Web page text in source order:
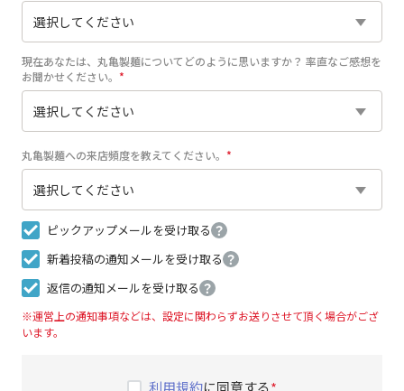
現在あなたは、丸亀製麺についてどのように思いますか？ 率直なご感想を
お聞かせください。
丸亀製麺への来店頻度を教えてください。
ピックアップメールを受け取る ？
新着投稿の通知メールを受け取る ？
返信の通知メールを受け取る ？
※運営上の通知事項などは、設定に関わらずお送りさせて頂く場合がござ
います。
利用規約に同意する